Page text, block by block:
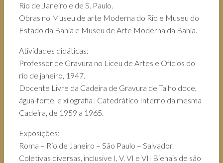
Rio de Janeiro e de S. Paulo.
Obras no Museu de arte Moderna do Rio e Museu do
Estado da Bahia e Museu de Arte Moderna da Bahia.
Atividades didáticas:
Professor de Gravura no Liceu de Artes e Ofícios do
rio de janeiro, 1947.
Docente Livre da Cadeira de Gravura de Talho doce,
água-forte, e xilografia . Catedrático Interno da mesma
Cadeira, de 1959 a 1965.
Exposições:
Roma – Rio de Janeiro – São Paulo – Salvador.
Coletivas diversas, inclusive I, V, VI e VII Bienais de são